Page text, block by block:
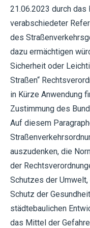
21.06.2023 durch
verabschiedeter
des
dazu ermächtigen
Sicherheit oder
Straßen“
in Kürze Anwendung
Zustimmung des
Auf diesem
auszudenken, die
der
Schutzes der
Schutz der
städtebaulichen
das Mittel der